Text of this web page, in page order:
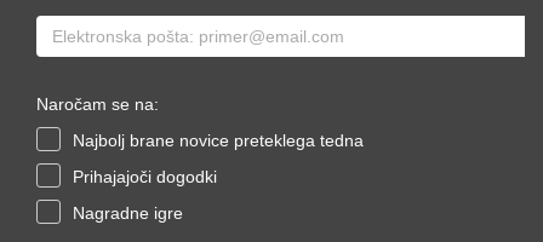
Naročam se na:
Najbolj brane novice preteklega tedna
Prihajajoči dogodki
Nagradne igre